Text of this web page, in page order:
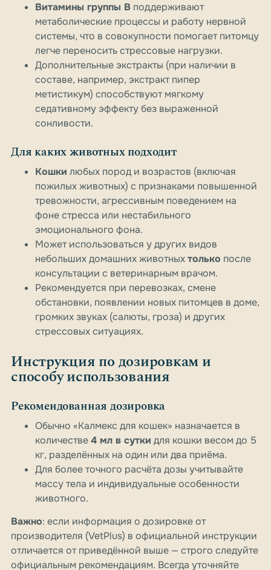
Витамины группы B поддерживают
метаболические процессы и работу нервной
системы, что в совокупности помогает питомцу
легче переносить стрессовые нагрузки.
Дополнительные экстракты (при наличии в
составе, например, экстракт пипер
метистикум) способствуют мягкому
седативному эффекту без выраженной
сонливости.
Для каких животных подходит
Кошки любых пород и возрастов (включая
пожилых животных) с признаками повышенной
тревожности, агрессивным поведением на
фоне стресса или нестабильного
эмоционального фона.
Может использоваться у других видов
небольших домашних животныхтолько после
консультации с ветеринарным врачом.
Рекомендуется при перевозках, смене
обстановки, появлении новых питомцев в доме,
громких звуках (салюты, гроза) и других
стрессовых ситуациях.
Инструкция по дозировкам и
способу использования
Рекомендованная дозировка
Обычно «Калмекс для кошек» назначается в
количестве4 мл в сутки для кошки весом до 5
кг, разделённых на один или два приёма.
Для более точного расчёта дозы учитывайте
массу тела и индивидуальные особенности
животного.
Важно: если информация о дозировке от
производителя (VetPlus) в официальной инструкции
отличается от приведённой выше — строго следуйте
официальным рекомендациям. Всегда уточняйте